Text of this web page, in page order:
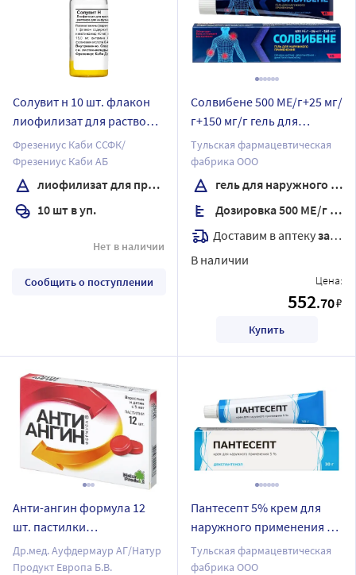
Солувит н 10 шт. флакон
лиофилизат для раствора
для инфузий
Фрезениус Каби ССФК/
Фрезениус Каби АБ
лиофилизат для приготовления раствора для инфузий
10 шт в уп.
Нет в наличии
Сообщить о поступлении
Солвибене 500 МЕ/г+25 мг/
г+150 мг/г гель для
наружного применения 45
гр
Тульская фармацевтическая
фабрика ООО
гель для наружного применения
Дозировка 500 МЕ/г + 25 мг/г + 150 мг/г
Доставим в аптекузавтра
В наличии
Цена:
552.70₽
Купить
Анти-ангин формула 12
шт. пастилки
лекарственные
Др.мед. Ауфдермаур АГ/Натур
Продукт Европа Б.В.
Пантесепт 5% крем для
наружного применения 30
гр
Тульская фармацевтическая
фабрика ООО